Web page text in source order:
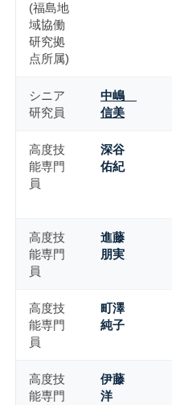
(福島地
域協働
研究拠
点所属)
シニア
研究員
中嶋
信美
高度技
能専門
員
深谷
佑紀
高度技
能専門
員
進藤
朋実
高度技
能専門
員
町澤
純子
高度技
能専門
伊藤
洋